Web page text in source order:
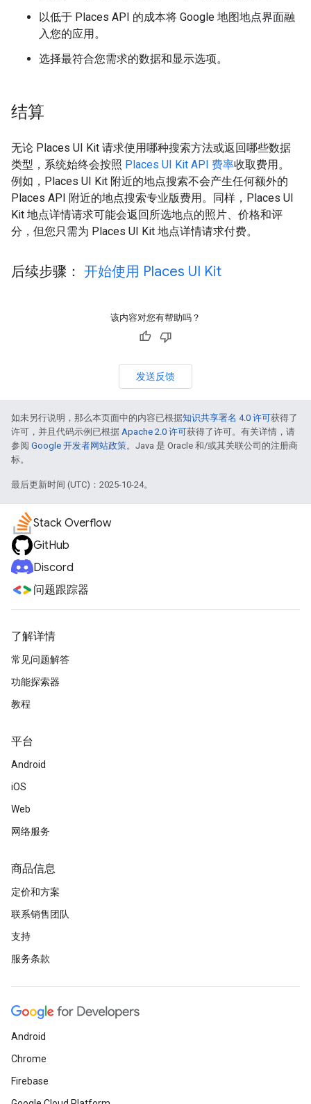
以低于 Places API 的成本将 Google 地图地点界面融
入您的应用。
选择最符合您需求的数据和显示选项。
结算
无论 Places UI Kit 请求使用哪种搜索方法或返回哪些数据
类型，系统始终会按照 Places UI Kit API 费率收取费用。
例如，Places UI Kit 附近的地点搜索不会产生任何额外的
Places API 附近的地点搜索专业版费用。同样，Places UI
Kit 地点详情请求可能会返回所选地点的照片、价格和评
分，但您只需为 Places UI Kit 地点详情请求付费。
后续步骤： 开始使用 Places UI Kit
该内容对您有帮助吗？
发送反馈
如未另行说明，那么本页面中的内容已根据知识共享署名 4.0 许可获得了
许可，并且代码示例已根据 Apache 2.0 许可获得了许可。有关详情，请
参阅 Google 开发者网站政策。Java 是 Oracle 和/或其关联公司的注册商
标。
最后更新时间 (UTC)：2025-10-24。
Stack Overflow
GitHub
Discord
问题跟踪器
了解详情
常见问题解答
功能探索器
教程
平台
Android
iOS
Web
网络服务
商品信息
定价和方案
联系销售团队
支持
服务条款
Android
Chrome
Firebase